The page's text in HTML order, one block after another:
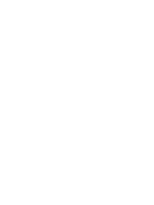
Aliansi Mahasiswa